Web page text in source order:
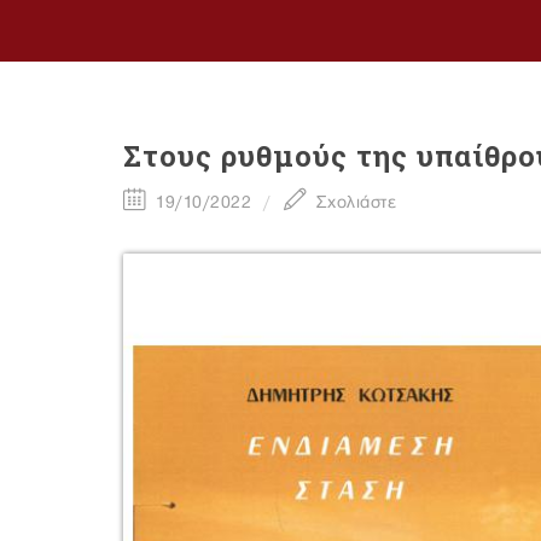
Στους ρυθμούς της
19/10/2022 Σχολιάστε